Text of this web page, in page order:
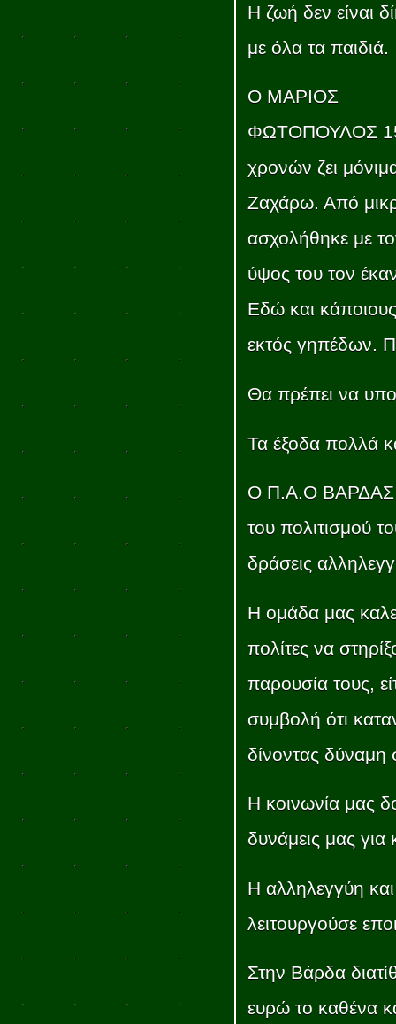
Η ζωή δεν είναι
με όλα τα παιδιά.
Ο ΜΑΡΙΟΣ
ΦΩΤΟΠΟΥΛΟΣ
χρονών ζει
Ζαχάρω. Από
ασχολήθηκε με
ύψος του τον
Εδώ και
εκτός γηπέδων.
Θα πρέπει να
Τα έξοδα πολλά
Ο Π.Α.Ο ΒΑΡΔΑΣ
του πολιτισμού
δράσεις
Η ομάδα μας
πολίτες να
παρουσία τους,
συμβολή ότι
δίνοντας δύναμη
Η κοινωνία μας
δυνάμεις μας
Η αλληλεγγύη
λειτουργούσε
Στην Βάρδα
ευρώ το καθένα